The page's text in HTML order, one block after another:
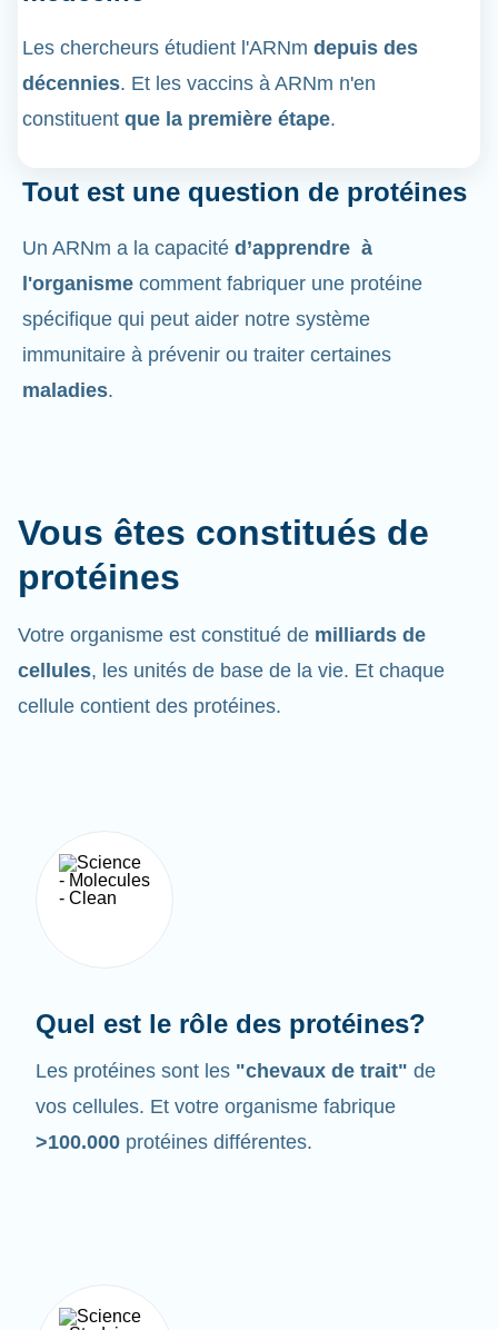
Les chercheurs étudient l'ARNm depuis des
décennies. Et les vaccins à ARNm n'en
constituent que la première étape.
Tout est une question de protéines
Un ARNm a la capacité d’apprendre à
l'organisme comment fabriquer une protéine
spécifique qui peut aider notre système
immunitaire à prévenir ou traiter certaines
maladies.
Vous êtes constitués de
protéines
Votre organisme est constitué de milliards de
cellules, les unités de base de la vie. Et chaque
cellule contient des protéines.
Quel est le rôle des protéines?
Les protéines sont les "chevaux de trait" de
vos cellules. Et votre organisme fabrique
>100.000 protéines différentes.